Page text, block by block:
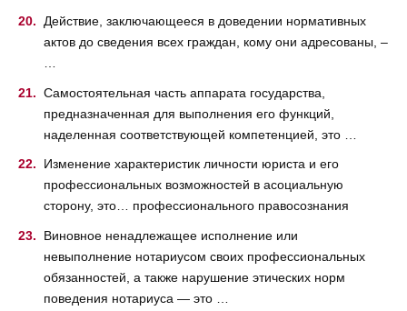
Действие, заключающееся в доведении нормативных
актов до сведения всех граждан, кому они адресованы, –
Самостоятельная часть аппарата государства,
предназначенная для выполнения его функций,
наделенная соответствующей компетенцией, это …
Изменение характеристик личности юриста и его
профессиональных возможностей в асоциальную
сторону, это… профессионального правосознания
Виновное ненадлежащее исполнение или
невыполнение нотариусом своих профессиональных
обязанностей, а также нарушение этических норм
поведения нотариуса — это …